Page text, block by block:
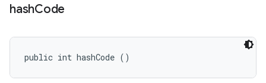
hashCode
public int hashCode ()